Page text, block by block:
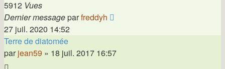
5912 Vues
Dernier messageparfreddyh
27 juil. 2020 14:52
Terre de diatomée
parjean59 » 18 juil. 2017 16:57